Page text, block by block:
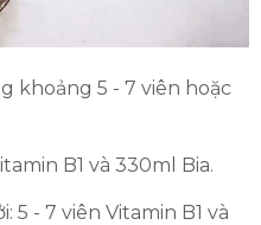
khoảng 5 - 7 viên hoặc
B1 và 330ml Bia.
5 - 7 viên Vitamin B1 và